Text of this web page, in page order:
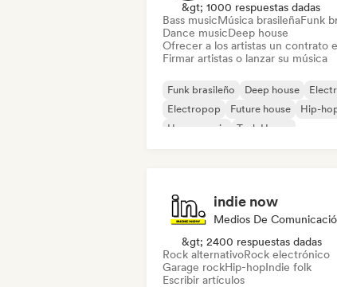
&gt; 1000 respuestas dadas
Bass musicMúsica brasileñaFunk
Dance musicDeep house
Ofrecer a los artistas un contrato
Firmar artistas o lanzar su música
Funk brasileño Deep house
Electropop
Future house
Hip-
House music
Tech House
indie now
&gt; 2400 respuestas dadas
Rock alternativoRock electrónico
Garage rockHip-hopIndie folk
Escribir artículos